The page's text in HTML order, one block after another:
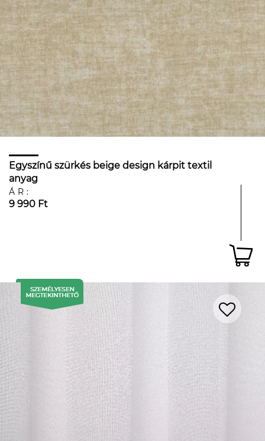
Egyszínű szürkés beige design kárpit textil
anyag
ÁR:
9 990 Ft